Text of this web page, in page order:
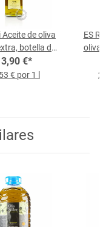
de oliva
botella de
0,75 l€*
€ por 1 l
ES
oliva